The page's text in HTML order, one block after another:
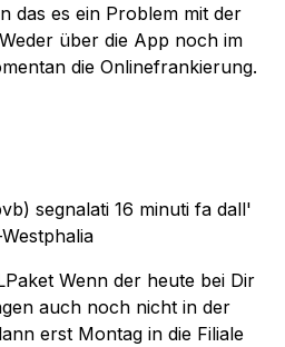
das es ein Problem mit der
über die App noch im
die Onlinefrankierung.
segnalati 16 minuti fa dall'
Wenn der heute bei Dir
auch noch nicht in der
erst Montag in die Filiale